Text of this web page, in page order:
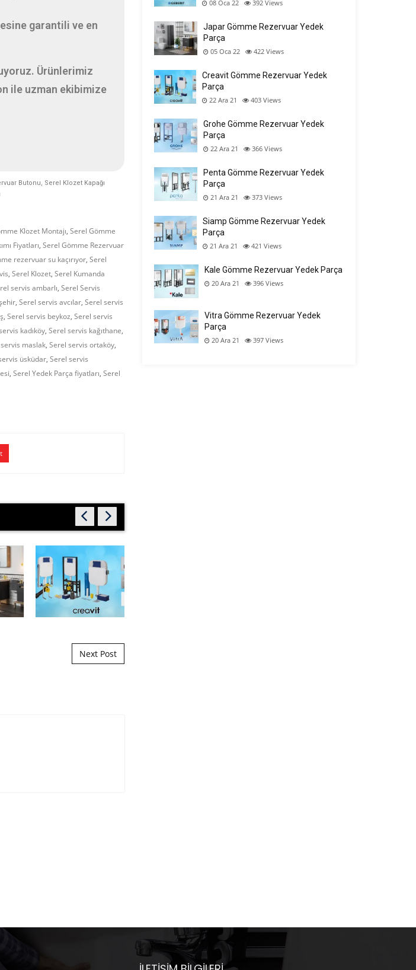
garantili ve en
Ürünlerimiz
ile uzman ekibimize
Butonu, Serel Klozet Kapağı
Klozet Montajı, Serel Gömme
Fiyatları, Serel Gömme Rezervuar
rezervuar su kaçırıyor, Serel
, Serel Klozet, Serel Kumanda
servis ambarlı, Serel Servis
, Serel servis avcılar, Serel servis
, Serel servis beykoz, Serel servis
kadıköy, Serel servis kağıthane,
maslak, Serel servis ortaköy,
üsküdar, Serel servis
, Serel Yedek Parça fiyatları, Serel
Next Post
08 Oca 22 392Views
Japar Gömme Rezervuar Yedek
Parça
05 Oca 22 422Views
Creavit Gömme Rezervuar Yedek
Parça
22 Ara 21 403Views
Grohe Gömme Rezervuar Yedek
Parça
22 Ara 21 366 Views
Penta Gömme Rezervuar Yedek
Parça
21 Ara 21 373 Views
Siamp Gömme Rezervuar Yedek
Parça
21 Ara 21 421Views
Kale Gömme Rezervuar Yedek Parça
20 Ara 21 396 Views
Vitra Gömme Rezervuar Yedek
Parça
20 Ara 21 397 Views